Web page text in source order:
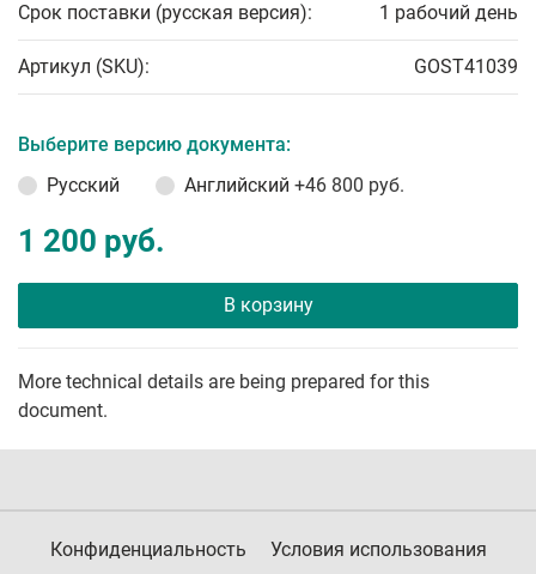
Срок поставки (русская версия): 1 рабочий день
Артикул (SKU): GOST41039
Выберите версию документа:
Русский
Английский +46 800 руб.
1 200 руб.
В корзину
More technical details are being prepared for this
document.
Конфиденциальность Условия использования